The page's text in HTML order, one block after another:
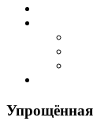
Упрощённая